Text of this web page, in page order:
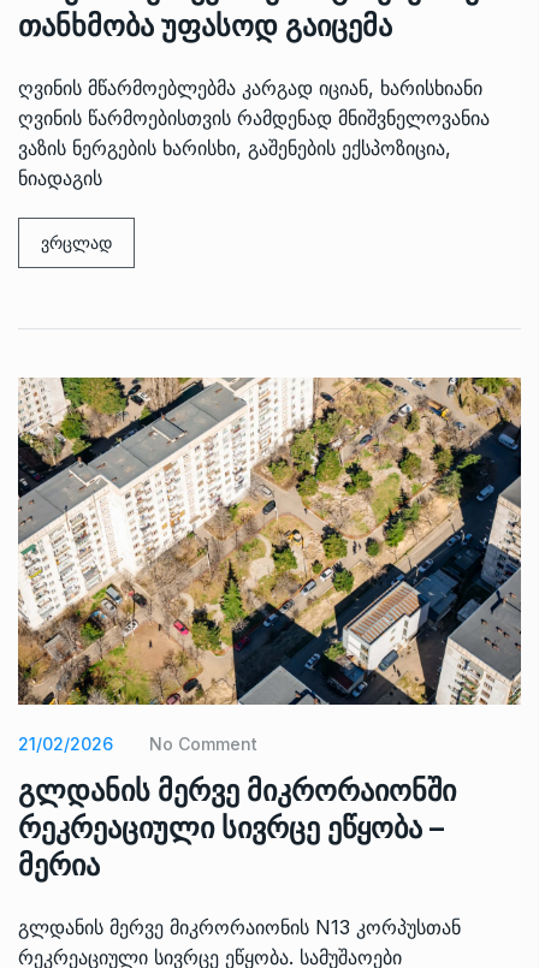
თანხმობა უფასოდ გაიცემა
ღვინის მწარმოებლებმა კარგად იციან, ხარისხიანი
ღვინის წარმოებისთვის რამდენად მნიშვნელოვანია
ვაზის ნერგების ხარისხი, გაშენების ექსპოზიცია,
ნიადაგის
ვრცლად
21/02/2026 No Comment
გლდანის მერვე მიკრორაიონში
რეკრეაციული სივრცე ეწყობა –
მერია
გლდანის მერვე მიკრორაიონის N13 კორპუსთან
რეკრეაციული სივრცე ეწყობა. სამუშაოები